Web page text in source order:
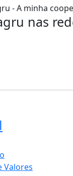
nas
Valores